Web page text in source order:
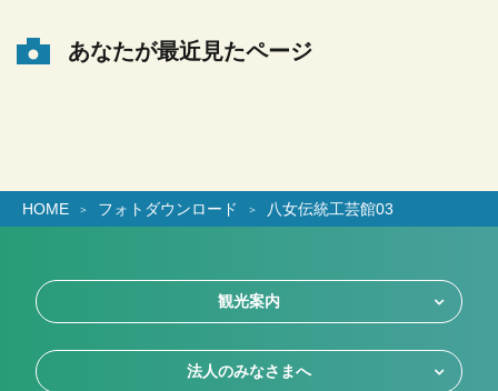
あなたが最近見たページ
HOME フォトダウンロード 八女伝統工芸館03
観光案内
法人のみなさまへ